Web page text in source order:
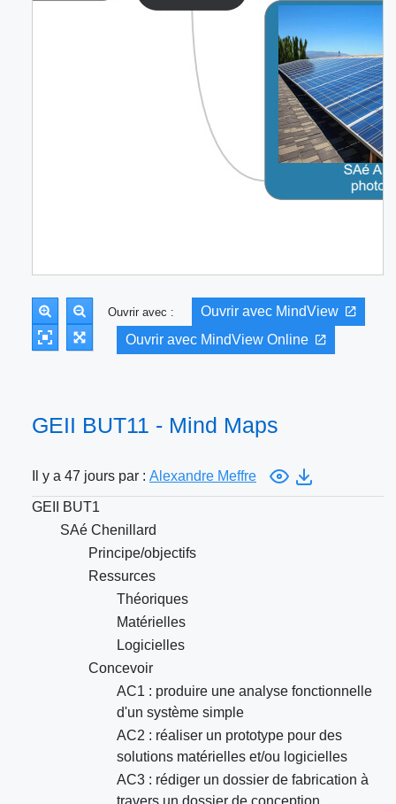
Ouvrir avec :
Ouvrir avec MindView
Ouvrir avec MindView Online
GEII BUT11 - Mind Maps
Il y a 47 jours par : Alexandre Meffre
GEII BUT1
SAé Chenillard
Principe/objectifs
Ressurces
Théoriques
Matérielles
Logicielles
Concevoir
AC1 : produire une analyse fonctionnelle
d'un système simple
AC2 : réaliser un prototype pour des
solutions matérielles et/ou logicielles
AC3 : rédiger un dossier de fabrication à